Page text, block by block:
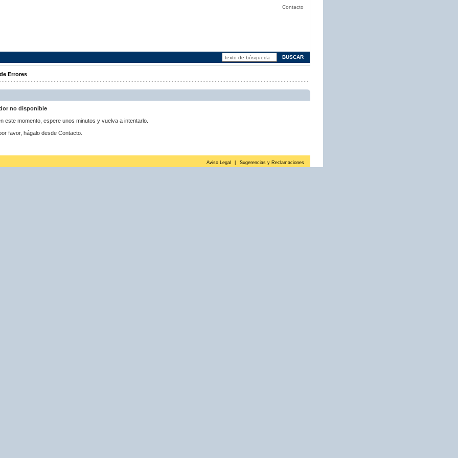
Contacto
Errores
no disponible
este momento, espere unos minutos y vuelva a intentarlo.
favor, hágalo desde Contacto.
Aviso Legal Sugerencias y Reclamaciones